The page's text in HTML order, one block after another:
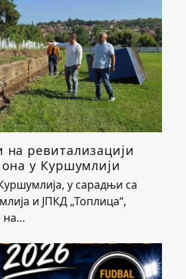
ревитализацији
у Куршумлији
у сарадњи са
и ЈПКД „Топлица“,
на…